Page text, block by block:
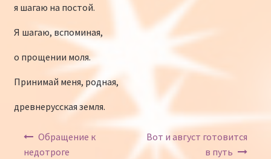
я шагаю на постой.
Я шагаю, вспоминая,
о прощении моля.
Принимай меня, родная,
древнерусская земля.
Навигация по записям
Обращение к
недотроге
Вот и август готовится
в путь